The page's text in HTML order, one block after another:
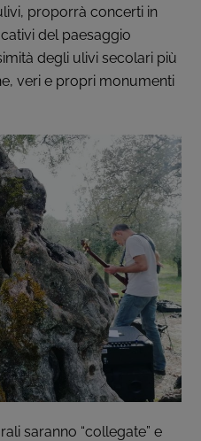
proporrà concerti in
del paesaggio
degli ulivi secolari più
veri e propri monumenti
saranno “collegate” e